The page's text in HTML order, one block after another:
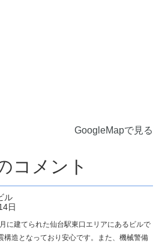
GoogleMapで見る
コメント
ル
日
に建てられた仙台駅東口エリアにあるビルで
構造となっており安心です。また、機械警備